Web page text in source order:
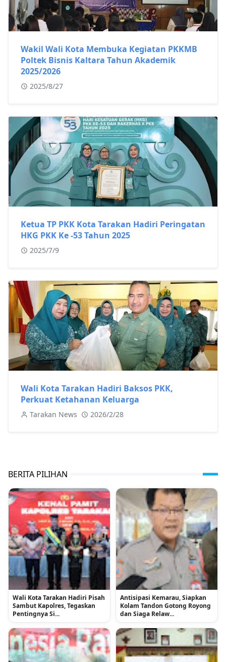
Wakil Wali Kota Membuka Kegiatan PKKMB
Poltek Bisnis Kaltara Tahun Akademik
2025/2026
2025/8/27
Ketua TP PKK Kota Tarakan Hadiri Peringatan
HKG PKK Ke -53 Tahun 2025
2025/7/9
Wali Kota Tarakan Hadiri Baksos PKK,
Perkuat Ketahanan Keluarga
Tarakan News 2026/2/28
BERITA PILIHAN
Wali Kota Tarakan Hadiri Pisah
Sambut Kapolres, Tegaskan
Pentingnya Si...
Antisipasi Kemarau, Siapkan
Kolam Tandon Gotong Royong
dan Siaga Relaw...